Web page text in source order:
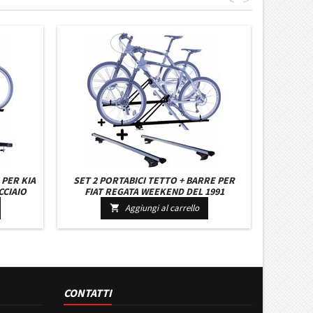
KIA
SET 2 PORTABICI TETTO + BARRE PER
FIAT REGATA WEEKEND DEL 1991
UNIVERSALI CON CHIAVI BARRE 127 CM
C/SERRATURA + KIT ATTACCHI
 Aggiungi al carrello
CONTATTI